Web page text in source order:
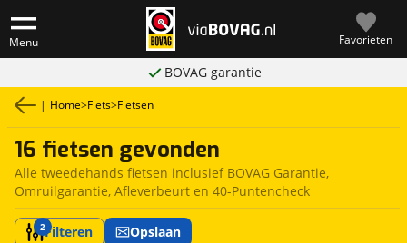
Menu Favorieten
BOVAG garantie
| Home>Fiets>Fietsen
16 fietsen gevonden
Alle tweedehands fietsen inclusief BOVAG Garantie,
Omruilgarantie, Afleverbeurt en 40-Puntencheck
2Filteren Opslaan